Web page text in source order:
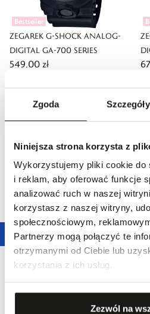
Zgoda Szczegóły
Niniejsza strona korzysta z
Wykorzystujemy pliki cookie do
i reklam, aby oferować funkcje
analizować ruch w naszej
korzystasz z naszej witryny,
społecznościowym,
Partnerzy mogą połączyć te
otrzymanymi od Ciebie lub
korzystania z ich usług.
Zezwól na
Bestseller
ZEGAREK G-SHOCK ANALOG-
DIGITAL GA-700 SERIES
549,00 zł
Bestseller
ZEGAREK G-SHOCK G-SQUAD
GBA-900 SERIES
599,00 zł